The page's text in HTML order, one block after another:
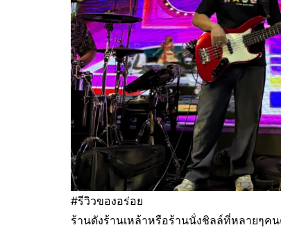
#รีวิวของอร่อย
ร้านดังร้านเหล้าหรือร้านนั่งชิลล์ที่หลายๆคน